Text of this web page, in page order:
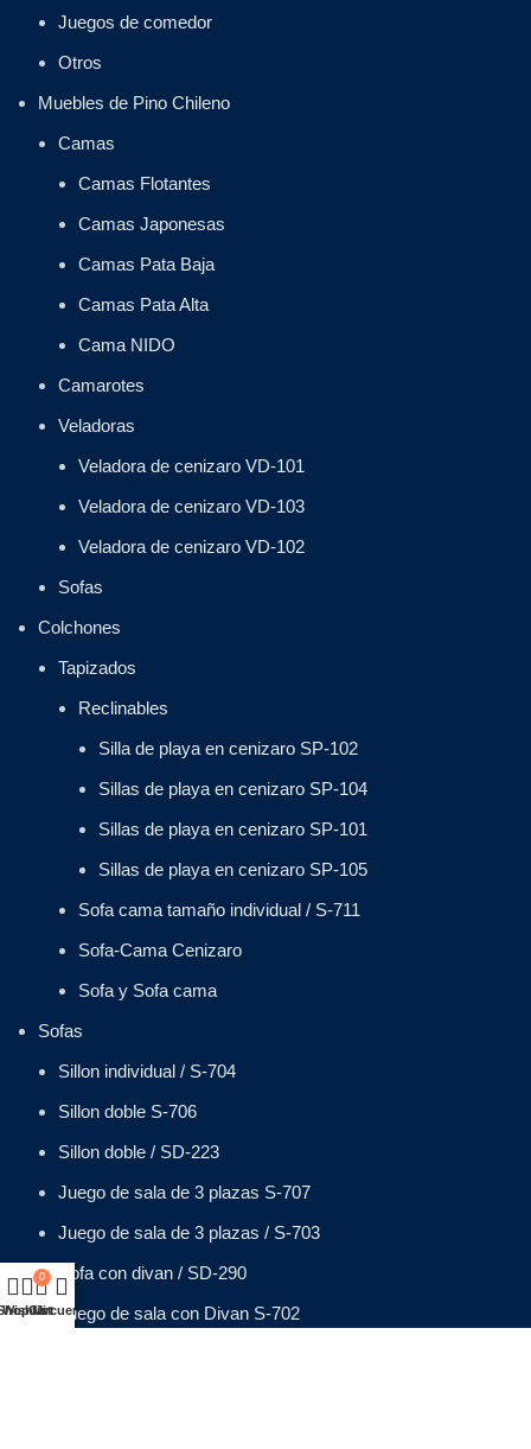
Juegos de comedor
Otros
Muebles de Pino Chileno
Camas
Camas Flotantes
Camas Japonesas
Camas Pata Baja
Camas Pata Alta
Cama NIDO
Camarotes
Veladoras
Veladora de cenizaro VD-101
Veladora de cenizaro VD-103
Veladora de cenizaro VD-102
Sofas
Colchones
Tapizados
Reclinables
Silla de playa en cenizaro SP-102
Sillas de playa en cenizaro SP-104
Sillas de playa en cenizaro SP-101
Sillas de playa en cenizaro SP-105
Sofa cama tamaño individual / S-711
Sofa-Cama Cenizaro
Sofa y Sofa cama
Sofas
Sillon individual / S-704
Sillon doble S-706
Sillon doble / SD-223
Juego de sala de 3 plazas S-707
Juego de sala de 3 plazas / S-703
Sofa con divan / SD-290
Juego de sala con Divan S-702
Wishlist
0
Cart
Mi cuenta